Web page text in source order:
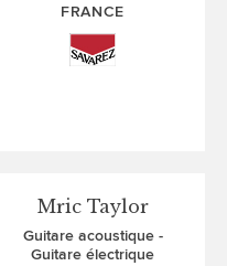
FRANCE
Mric Taylor
Guitare acoustique
Guitare électrique